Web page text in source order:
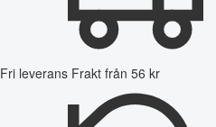
Fri leverans Frakt från 56 kr